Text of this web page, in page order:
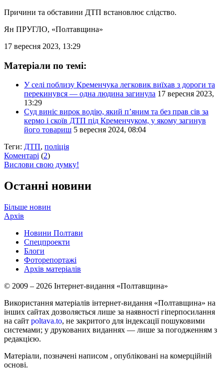
Причини та обставини ДТП встановлює слідство.
Ян ПРУГЛО, «Полтавщина»
17 вересня 2023, 13:29
Матеріали по темі:
У селі поблизу Кременчука легковик виїхав з дороги та
перекинувся — одна людина загинула 17 вересня 2023,
13:29
Суд виніс вирок водію, який п’яним та без прав сів за
кермо і скоїв ДТП під Кременчуком, у якому загинув
його товариш 5 вересня 2024, 08:04
Теги: ДТП, поліція
Коментарі (2)
Вислови свою думку!
Останні новини
Більше новин
Архів
Новини Полтави
Спецпроекти
Блоги
Фоторепортажі
Архів матеріалів
© 2009 – 2026 Інтернет-видання «Полтавщина»
Використання матеріалів інтернет-видання «Полтавщина» на
інших сайтах дозволяється лише за наявності гіперпосилання
на сайт poltava.to, не закритого для індексації пошуковими
системами; у друкованих виданнях — лише за погодженням з
редакцією.
Матеріали, позначені написом , опубліковані на комерційній
основі.